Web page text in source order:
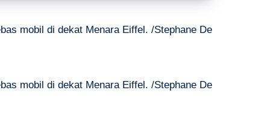
mobil di dekat Menara Eiffel. /Stephane De
mobil di dekat Menara Eiffel. /Stephane De